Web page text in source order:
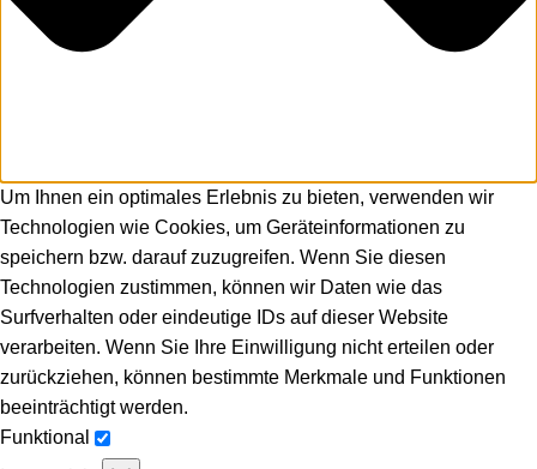
Um Ihnen ein optimales Erlebnis zu bieten, verwenden wir
Technologien wie Cookies, um Geräteinformationen zu
speichern bzw. darauf zuzugreifen. Wenn Sie diesen
Technologien zustimmen, können wir Daten wie das
Surfverhalten oder eindeutige IDs auf dieser Website
verarbeiten. Wenn Sie Ihre Einwilligung nicht erteilen oder
zurückziehen, können bestimmte Merkmale und Funktionen
beeinträchtigt werden.
Funktional